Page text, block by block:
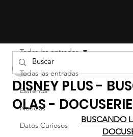
Todas las entradas
Estrenos
Noticias
Datos Curiosos
Todas las entradas
DISNEY PLUS -
OLAS - DOCUSERIE
BUSCANDO